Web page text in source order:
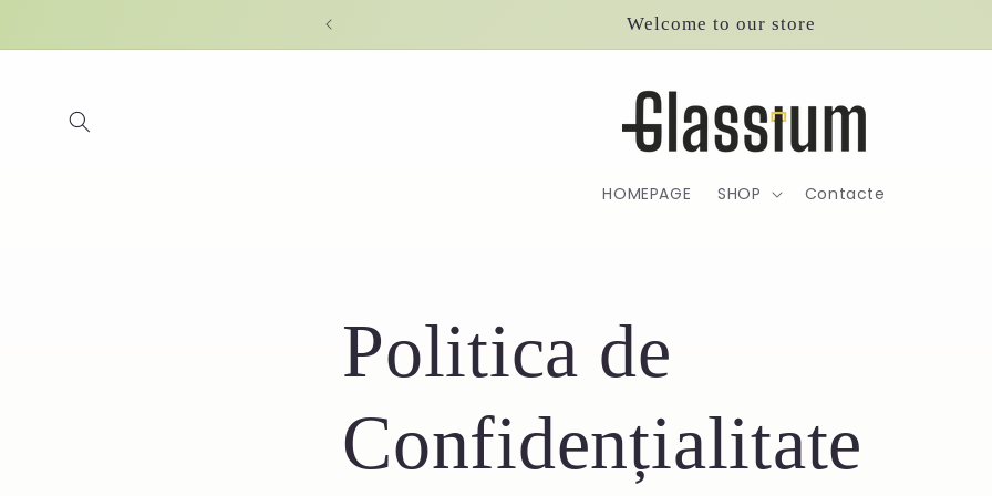
Welcome to our store
HOMEPAGE SHOP Contacte
Politica de
Confidențialitate